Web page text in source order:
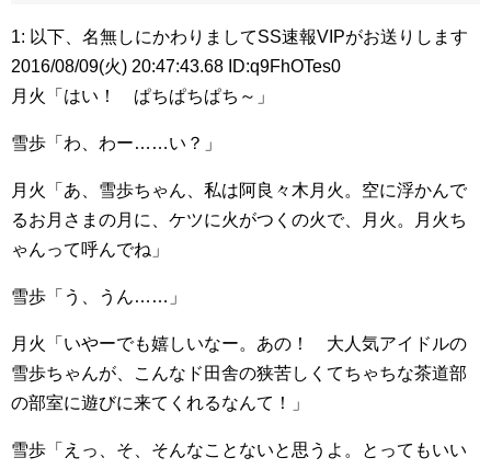
1: 以下、名無しにかわりましてSS速報VIPがお送りします
2016/08/09(火) 20:47:43.68 ID:q9FhOTes0
月火「はい！ ぱちぱちぱち～」
雪歩「わ、わー……い？」
月火「あ、雪歩ちゃん、私は阿良々木月火。空に浮かんで
るお月さまの月に、ケツに火がつくの火で、月火。月火ち
ゃんって呼んでね」
雪歩「う、うん……」
月火「いやーでも嬉しいなー。あの！ 大人気アイドルの
雪歩ちゃんが、こんなド田舎の狭苦しくてちゃちな茶道部
の部室に遊びに来てくれるなんて！」
雪歩「えっ、そ、そんなことないと思うよ。とってもいい